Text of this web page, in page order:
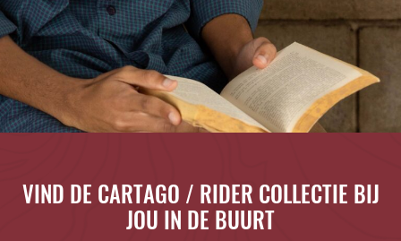
VIND DE CARTAGO / RIDER COLLECTIE BIJ
JOU IN DE BUURT